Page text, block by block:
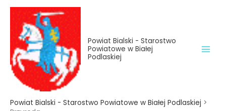
treści
Przejdź
treści
Powiat Bialski - Starostwo
Powiatowe w Białej
Podlaskiej
Powiat Bialski - Starostwo Powiatowe w Białej Podlaskiej >